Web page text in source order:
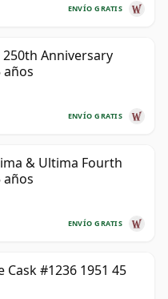
ENVÍO GRATIS
Anniversary
años
ENVÍO GRATIS
& Ultima Fourth
años
ENVÍO GRATIS
Cask #1236 1951 45